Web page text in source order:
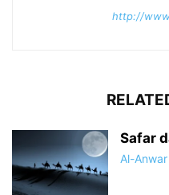
http://
Safar
Al-